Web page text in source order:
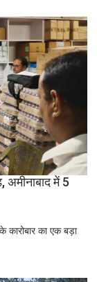
में 5
का एक बड़ा